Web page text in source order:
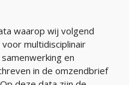
waarop wij volgend
multidisciplinair
en
in de omzendbrief